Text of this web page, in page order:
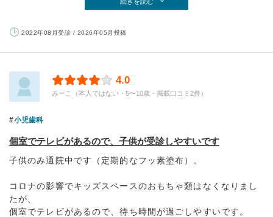
2022年08月受診 / 2026年05月投稿
4.0
みーこ（本人ではない・5〜10歳・掲載口コミ2件）
小児歯科
個室でテレビがあるので、子供が受診しやすいです
子供のみ通院中です（定期的なフッ素塗布）。
コロナの影響でキッズスペースのおもちゃ類はなくなりまし
たが、
個室でテレビがあるので、待ち時間が過ごしやすいです。